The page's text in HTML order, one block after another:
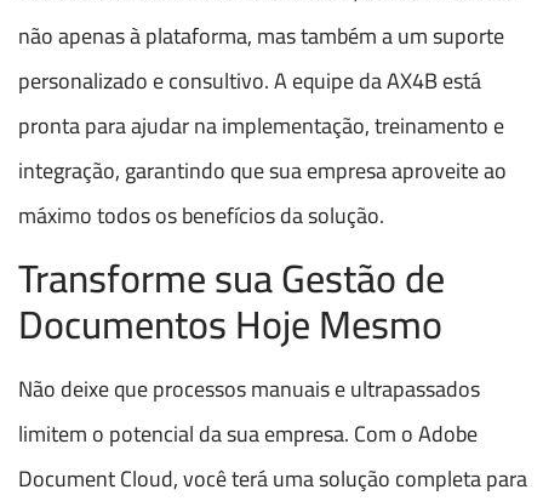
não apenas à plataforma, mas também a um suporte
personalizado e consultivo. A equipe da AX4B está
pronta para ajudar na implementação, treinamento e
integração, garantindo que sua empresa aproveite ao
máximo todos os benefícios da solução.
Transforme sua Gestão de
Documentos Hoje Mesmo
Não deixe que processos manuais e ultrapassados
limitem o potencial da sua empresa. Com o Adobe
Document Cloud, você terá uma solução completa para